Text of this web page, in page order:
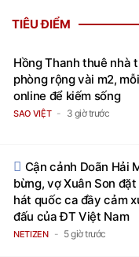
TIÊU ĐIỂM
Hồng Thanh thuê nhà
phòng rộng vài m2,
online để kiếm sống
SAO VIỆT 3 giờ trước
Cận cảnh Doãn Hải
bừng, vợ Xuân Son
hát quốc ca đầy cảm
đấu của ĐT Việt Nam
NETIZEN 5 giờ trước